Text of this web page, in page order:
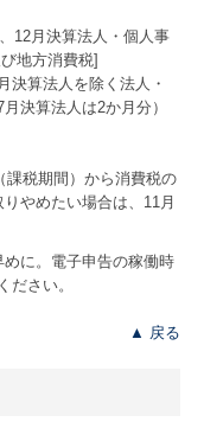
12月決算法人・個人事
地方消費税]
決算法人を除く法人・
決算法人は2か月分）
課税期間）から消費税の
やめたい場合は、11月
に。電子申告の稼働時
ださい。
▲ 戻る